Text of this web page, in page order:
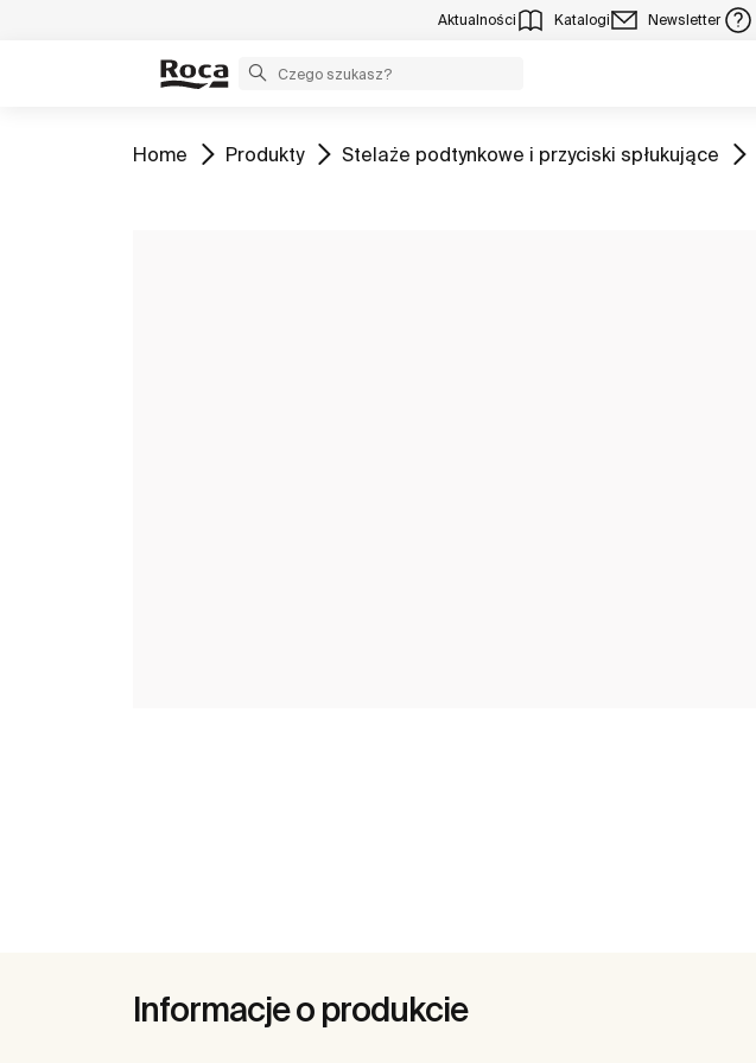
Aktualności Katalogi Newsletter
Zobacz
Home Zobacz
Produkty Zobacz
Stelaże podtynkowe i przyciski spłukujące
Informacje o produkcie